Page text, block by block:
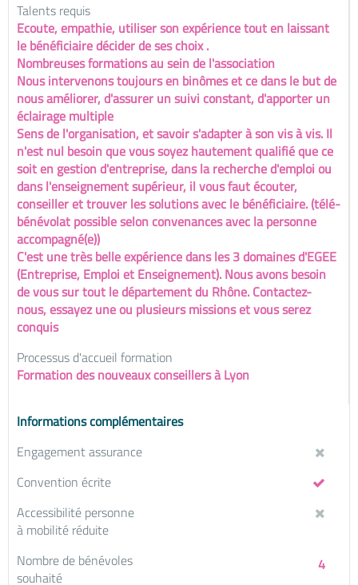
Talents requis
Ecoute, empathie, utiliser son expérience tout en laissant
le bénéficiaire décider de ses choix .
Nombreuses formations au sein de l'association
Nous intervenons toujours en binômes et ce dans le but de
nous améliorer, d'assurer un suivi constant, d'apporter un
éclairage multiple
Sens de l'organisation, et savoir s'adapter à son vis à vis. Il
n'est nul besoin que vous soyez hautement qualifié que ce
soit en gestion d'entreprise, dans la recherche d'emploi ou
dans l'enseignement supérieur, il vous faut écouter,
conseiller et trouver les solutions avec le bénéficiaire. (télé-
bénévolat possible selon convenances avec la personne
accompagné(e))
C'est une très belle expérience dans les 3 domaines d'EGEE
(Entreprise, Emploi et Enseignement). Nous avons besoin
de vous sur tout le département du Rhône. Contactez-
nous, essayez une ou plusieurs missions et vous serez
conquis
Processus d'accueil formation
Formation des nouveaux conseillers à Lyon
Informations complémentaires
Engagement assurance
Convention écrite
Accessibilité personne
à mobilité réduite
4
Nombre de bénévoles
souhaité